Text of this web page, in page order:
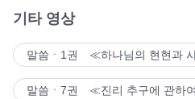
기타 영상
말씀ㆍ1권 ≪하나님의 현현과
말씀ㆍ7권 ≪진리 추구에 관하